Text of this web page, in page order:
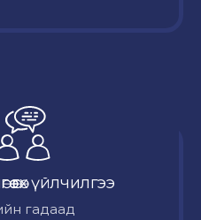
өгөх үйлчилгээ
гадаад